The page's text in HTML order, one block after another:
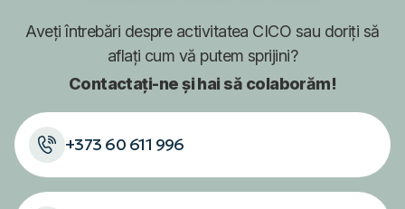
Aveți întrebări despre activitatea CICO sau doriți să
aflați cum vă putem sprijini?
Contactați-ne și hai să colaborăm!
+373 60 611 996